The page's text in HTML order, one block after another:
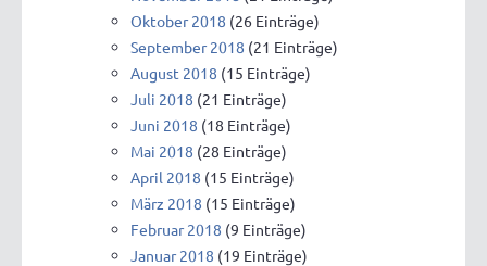
Oktober 2018 (26 Einträge)
September 2018 (21 Einträge)
August 2018 (15 Einträge)
Juli 2018 (21 Einträge)
Juni 2018 (18 Einträge)
Mai 2018 (28 Einträge)
April 2018 (15 Einträge)
März 2018 (15 Einträge)
Februar 2018 (9 Einträge)
Januar 2018 (19 Einträge)